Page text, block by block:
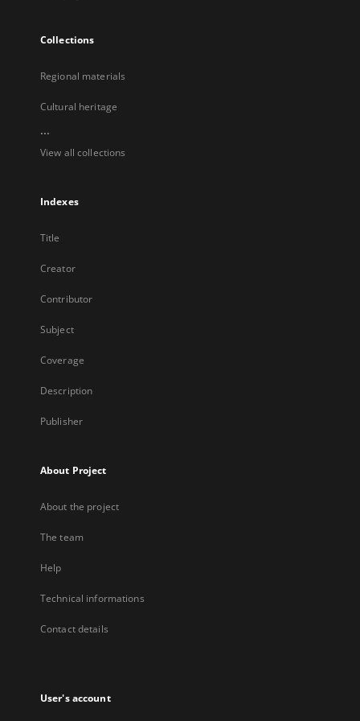
Collections
Regional materials
Cultural heritage
...
View all collections
Indexes
Title
Creator
Contributor
Subject
Coverage
Description
Publisher
About Project
About the project
The team
Help
Technical informations
Contact details
User's account